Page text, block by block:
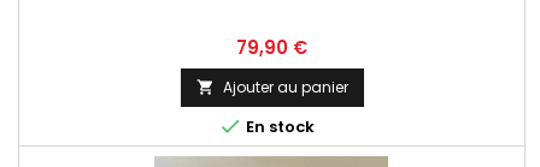
Prix
79,90 €
 Ajouter au panier
 En stock